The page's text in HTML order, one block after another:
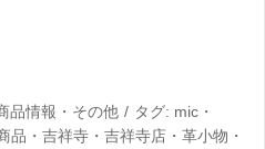
品情報 ・ その他 タグ: mic ・
品 ・ 吉祥寺・ 吉祥寺店・ 革小物 ・